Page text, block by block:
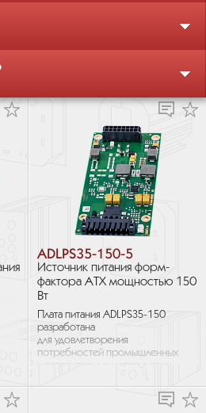
ADLPS35-150-5
Источник питания форм-
фактора ATX мощностью 150
Вт
Плата питания ADLPS35-150
разработана
для удовлетворения
потребностей промышленных
небольшими размерами,
способна надежно выдавать...